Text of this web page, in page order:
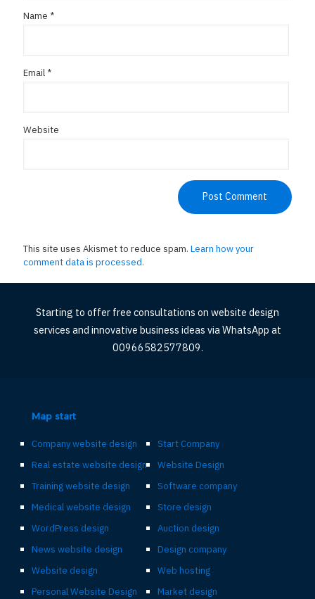
Name *
Email *
Website
This site uses Akismet to reduce spam. Learn how your
comment data is processed.
Starting to offer free consultations on website design
services and innovative business ideas via WhatsApp at
00966582577809.
Map start
Start Company
Website Design
Software company
Store design
Auction design
Design company
Web hosting
Market design
Company website design
Real estate website design
Training website design
Medical website design
WordPress design
News website design
Website design
Personal Website Design